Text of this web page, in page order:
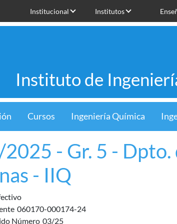
Institucional Institutos
Instituto de
Cursos Ingeniería Química
- Gr. 5 -
- IIQ
060170-000174-24
Número 03/25